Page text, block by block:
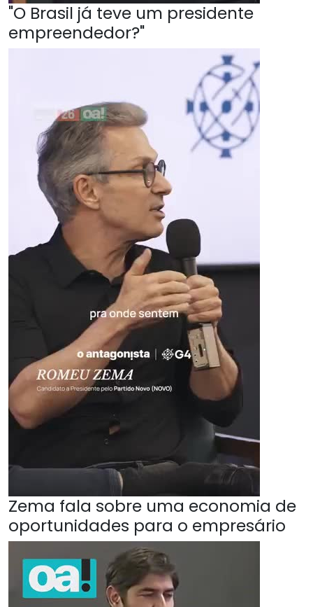
"O Brasil já teve um presidente
empreendedor?"
Zema fala sobre uma economia de
oportunidades para o empresário